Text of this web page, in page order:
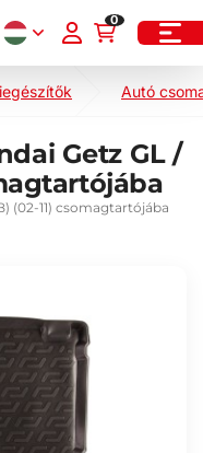
0
Autó
Getz GL /
(02-11) csomagtartójába